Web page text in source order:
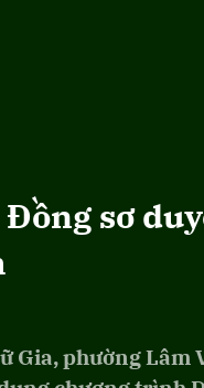
sơ
Gia, phường